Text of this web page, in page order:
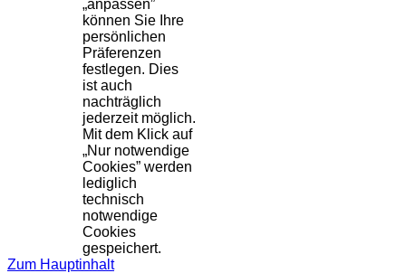
„anpassen”
können Sie Ihre
persönlichen
Präferenzen
festlegen. Dies
ist auch
nachträglich
jederzeit möglich.
Mit dem Klick auf
„Nur notwendige
Cookies” werden
lediglich
technisch
notwendige
Cookies
gespeichert.
Zum Hauptinhalt